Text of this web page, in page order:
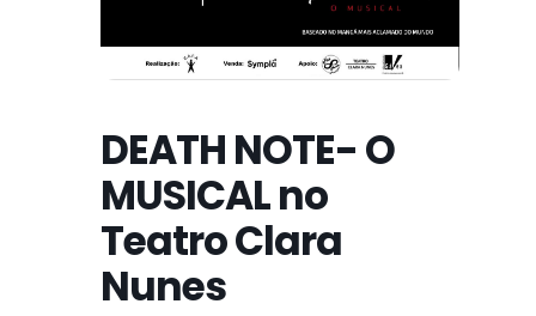
DEATH NOTE- O
MUSICAL no
Teatro Clara
Nunes